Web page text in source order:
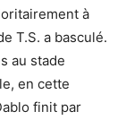
à
T.S. a basculé.
au stade
en cette
finit par